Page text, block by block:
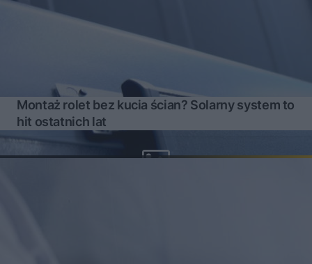
Montaż rolet bez kucia ścian? Solarny system to
hit ostatnich lat